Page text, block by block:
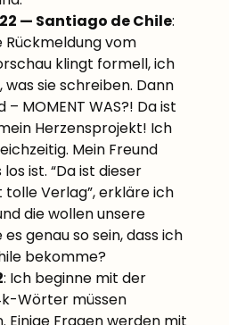
— Santiago de Chile:
vom
klingt formell, ich
sie schreiben. Dann
MOMENT WAS?! Da ist
Herzensprojekt! Ich
Mein Freund
ist. “Da ist dieser
Verlag”, erkläre ich
die wollen unsere
genau so sein, dass ich
bekomme?
: Ich beginne mit der
Wörter müssen